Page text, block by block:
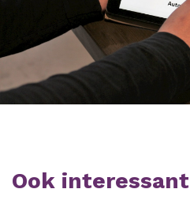
Ook interessant